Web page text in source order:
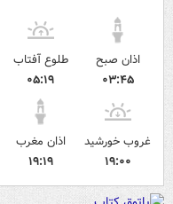
اذان صبح
۰۳:۴۵
طلوع آفتاب
۰۵:۱۹
غروب خورشید
۱۹:۰۰
اذان مغرب
۱۹:۱۹